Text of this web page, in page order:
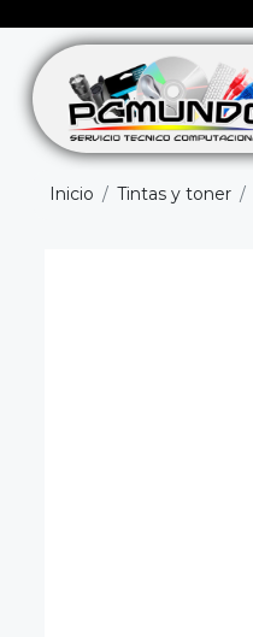
Inicio Tintas y toner